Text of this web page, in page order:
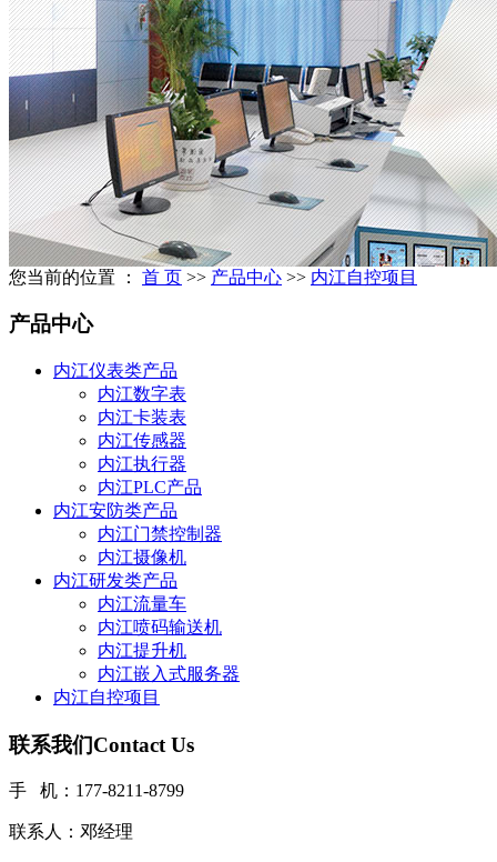
您当前的位置 ： 首 页 >> 产品中心 >> 内江自控项目
产品中心
内江仪表类产品
内江数字表
内江卡装表
内江传感器
内江执行器
内江PLC产品
内江安防类产品
内江门禁控制器
内江摄像机
内江研发类产品
内江流量车
内江喷码输送机
内江提升机
内江嵌入式服务器
内江自控项目
联系我们Contact Us
手 机：177-8211-8799
联系人：邓经理